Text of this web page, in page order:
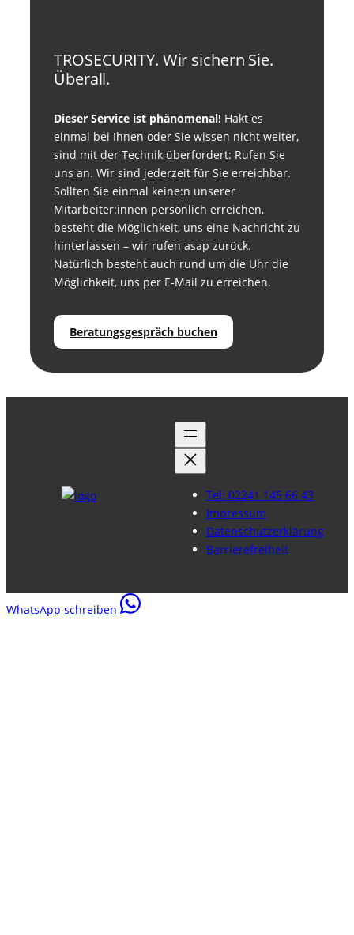
TROSECURITY. Wir sichern Sie.
Überall.
Dieser Service ist phänomenal! Hakt es
einmal bei Ihnen oder Sie wissen nicht weiter,
sind mit der Technik überfordert: Rufen Sie
uns an. Wir sind jederzeit für Sie erreichbar.
Sollten Sie einmal keine:n unserer
Mitarbeiter:innen persönlich erreichen,
besteht die Möglichkeit, uns eine Nachricht zu
hinterlassen – wir rufen asap zurück.
Natürlich besteht auch rund um die Uhr die
Möglichkeit, uns per E-Mail zu erreichen.
Beratungsgespräch buchen
Tel: 02241 145 66 43
Impressum
Datenschutzerklärung
Barrierefreiheit
WhatsApp schreiben